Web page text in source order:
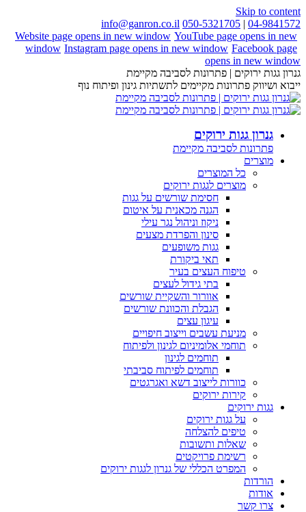
Skip to content
04-9841572
|
050-5321705
info@ganron.co.il
Website page opens in new window YouTube page opens in new
window Instagram page opens in new window Facebook page
opens in new window
גנרון גגות ירוקים | פתרונות לסביבה מקיימת
ייבוא ושיווק פתרונות מקיימים לתשתיות גינון ופיתוח נוף
גנרון גגות ירוקים
פתרונות לסביבה מקיימת
מוצרים
כל המוצרים
מוצרים לגגות ירוקים
חסימת שורשים על גגות
הגנה מכאנית על איטום
ניקוז וניהול נגר עילי
סינון והפרדת מצעים
גגות משופעים
תאי ביקורת
טיפוח העצים בעיר
בתי גידול לעצים
אוורור והשקיית שורשים
הגבלת והכוונת שורשים
עיגון עצים
מניעת עשבים וייצוב חיפויים
תוחמי אלומיניום לגינון ולפיתוח
תוחמים לגינון
תוחמים לפיתוח סביבתי
כוורות לייצוב דשא ואגרגטים
קירות ירוקים
גגות ירוקים
על גגות ירוקים
טיפים להצלחה
שאלות ותשובות
רשימת פרויקטים
המפרט הכללי של גנרון לגגות ירוקים
הורדות
אודות
צרו קשר